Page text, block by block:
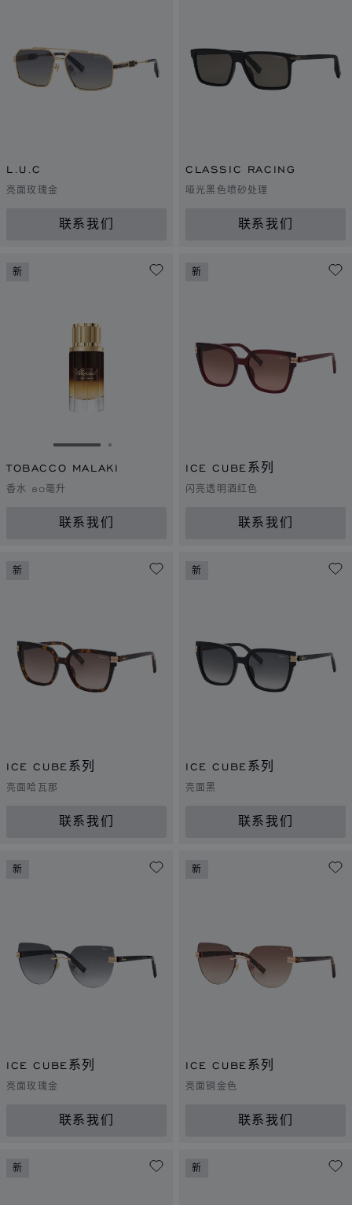
L.U.C
亮面玫瑰金
联系我们
CLASSIC RACING
哑光黑色喷砂处理
联系我们
新
转到幻灯片 1转到幻灯片 2
TOBACCO MALAKI
香水 80毫升
联系我们
新
ICE CUBE系列
闪亮透明酒红色
联系我们
新
ICE CUBE系列
亮面哈瓦那
联系我们
新
ICE CUBE系列
亮面黑
联系我们
新
ICE CUBE系列
亮面玫瑰金
联系我们
新
ICE CUBE系列
亮面铜金色
联系我们
新 新